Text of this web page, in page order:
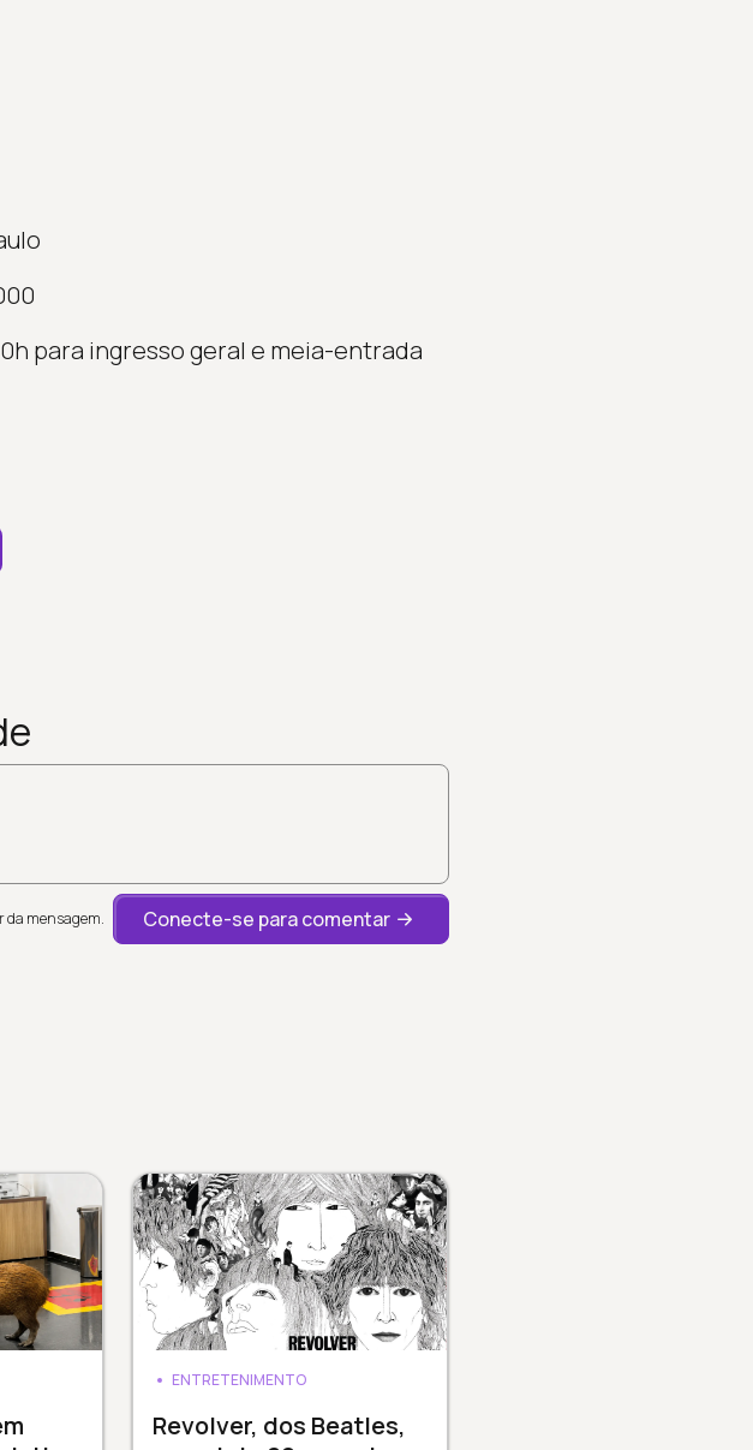
para ingresso geral e meia-entrada
da mensagem. Conecte-se para comentar
ENTRETENIMENTO
Revolver, dos Beatles,